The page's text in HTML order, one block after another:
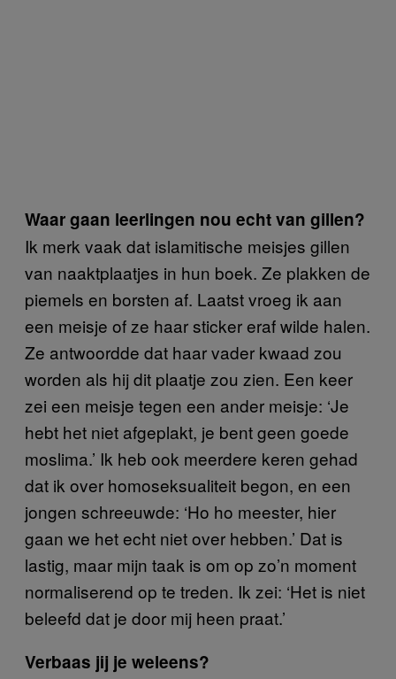
Waar gaan leerlingen nou echt van gillen?
Ik merk vaak dat islamitische meisjes gillen
van naaktplaatjes in hun boek. Ze plakken de
piemels en borsten af. Laatst vroeg ik aan
een meisje of ze haar sticker eraf wilde halen.
Ze antwoordde dat haar vader kwaad zou
worden als hij dit plaatje zou zien. Een keer
zei een meisje tegen een ander meisje: ‘Je
hebt het niet afgeplakt, je bent geen goede
moslima.’ Ik heb ook meerdere keren gehad
dat ik over homoseksualiteit begon, en een
jongen schreeuwde: ‘Ho ho meester, hier
gaan we het echt niet over hebben.’ Dat is
lastig, maar mijn taak is om op zo’n moment
normaliserend op te treden. Ik zei: ‘Het is niet
beleefd dat je door mij heen praat.’
Verbaas jij je weleens?